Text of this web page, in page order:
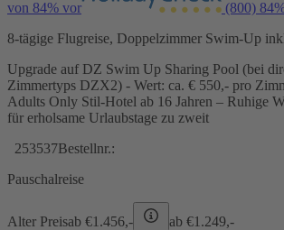
von 84% vor (800)
8-tägige Flugreise, Doppelzimmer Swim-Up
Upgrade auf DZ Swim Up Sharing Pool (bei
Zimmertyps DZX2) - Wert: ca. € 550,- pro
Adults Only Stil-Hotel ab 16 Jahren – Ruhige
für erholsame Urlaubstage zu zweit
253537Bestellnr.:
Pauschalreise
Alter Preisab €1.456,- ab €1.249,-